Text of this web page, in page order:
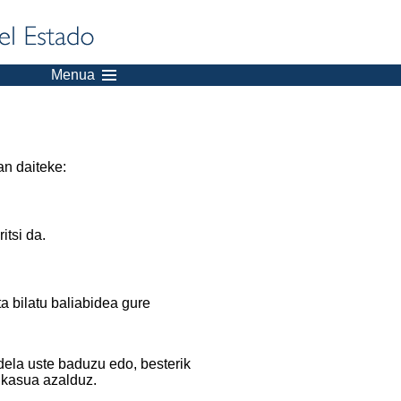
Menua
daiteke:
da.
bilatu baliabidea gure
uste baduzu edo, besterik
azalduz.